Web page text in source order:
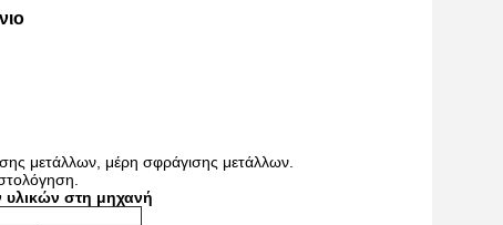
μετάλλων, μέρη σφράγισης μετάλλων.
υλικών στη μηχανή